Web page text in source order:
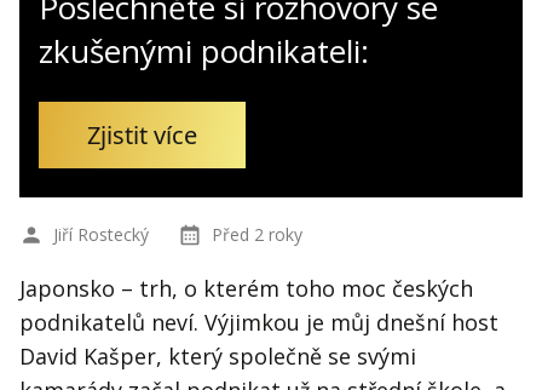
zkušenými podnikateli:
Zjistit více
Jiří Rostecký Před 2 roky
Japonsko – trh, o kterém toho moc českých
podnikatelů neví. Výjimkou je můj dnešní host
David Kašper, který společně se svými